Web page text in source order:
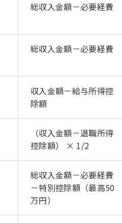
総収入金額－必要経費
総収入金額－必要経費
収入金額－給与所得控
除額
（収入金額－退職所得
控除額） × 1/2
総収入金額－必要経費
－特別控除額（最高50
万円）